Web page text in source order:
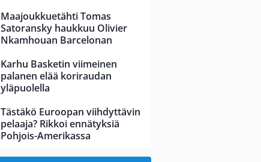
Maajoukkuetähti Tomas
Satoransky haukkuu Olivier
Nkamhouan Barcelonan
Karhu Basketin viimeinen
palanen elää koriraudan
yläpuolella
Tästäkö Euroopan viihdyttävin
pelaaja? Rikkoi ennätyksiä
Pohjois-Amerikassa